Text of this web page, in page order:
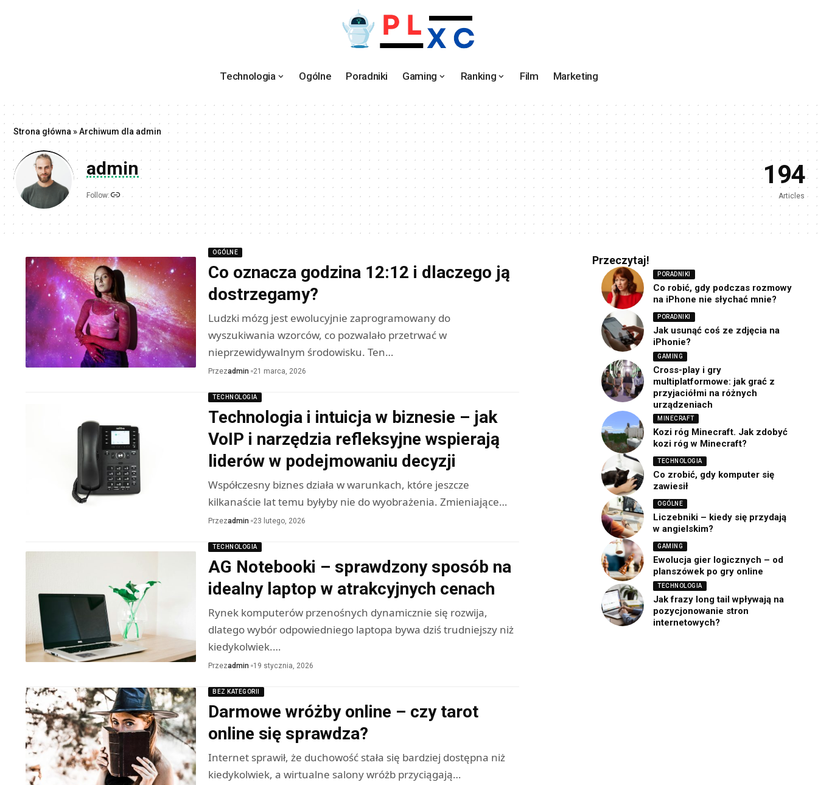
Technologia Ogólne Poradniki Gaming Ranking Film Marketing
Strona główna »Archiwum dla admin
admin
Follow:
194
Articles
OGÓLNE
Co oznacza godzina 12:12 i dlaczego ją
dostrzegamy?
Ludzki mózg jest ewolucyjnie zaprogramowany do
wyszukiwania wzorców, co pozwalało przetrwać w
nieprzewidywalnym środowisku. Ten…
Przezadmin 21 marca, 2026
TECHNOLOGIA
Technologia i intuicja w biznesie – jak
VoIP i narzędzia refleksyjne wspierają
liderów w podejmowaniu decyzji
Współczesny biznes działa w warunkach, które jeszcze
kilkanaście lat temu byłyby nie do wyobrażenia. Zmieniające…
Przezadmin 23 lutego, 2026
TECHNOLOGIA
AG Notebooki – sprawdzony sposób na
idealny laptop w atrakcyjnych cenach
Rynek komputerów przenośnych dynamicznie się rozwija,
dlatego wybór odpowiedniego laptopa bywa dziś trudniejszy niż
kiedykolwiek.…
Przezadmin 19 stycznia, 2026
BEZ KATEGORII
Darmowe wróżby online – czy tarot
online się sprawdza?
Internet sprawił, że duchowość stała się bardziej dostępna niż
kiedykolwiek, a wirtualne salony wróżb przyciągają…
Gaming
Przeczytaj!
PORADNIKI
Co robić, gdy podczas rozmowy
na iPhone nie słychać mnie?
PORADNIKI
Jak usunąć coś ze zdjęcia na
iPhonie?
GAMING
Cross-play i gry
multiplatformowe: jak grać z
przyjaciółmi na różnych
urządzeniach
MINECRAFT
Kozi róg Minecraft. Jak zdobyć
kozi róg w Minecraft?
TECHNOLOGIA
Co zrobić, gdy komputer się
zawiesił
OGÓLNE
Liczebniki – kiedy się przydają
w angielskim?
GAMING
Ewolucja gier logicznych – od
planszówek po gry online
TECHNOLOGIA
Jak frazy long tail wpływają na
pozycjonowanie stron
internetowych?